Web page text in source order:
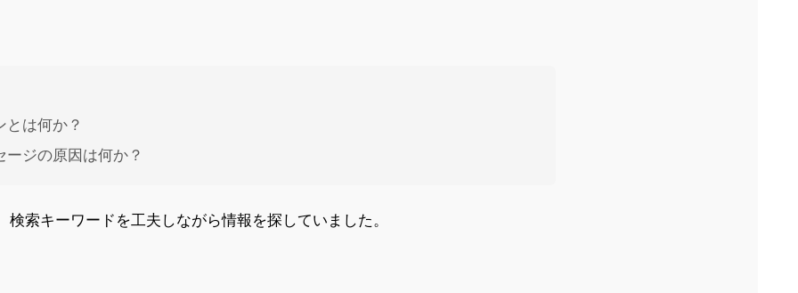
とは何か？
ジの原因は何か？
検索キーワードを工夫しながら情報を探していました。